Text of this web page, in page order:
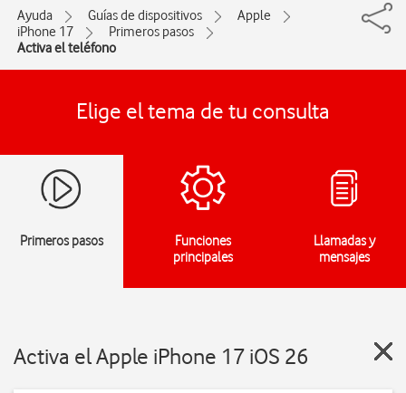
Ayuda Guías de dispositivos
Apple
iPhone 17
Primeros pasos
Activa el teléfono
Elige el tema de tu consulta
Primeros pasos
Funciones
principales
Llamadas y
mensajes
Activa el Apple iPhone 17 iOS 26